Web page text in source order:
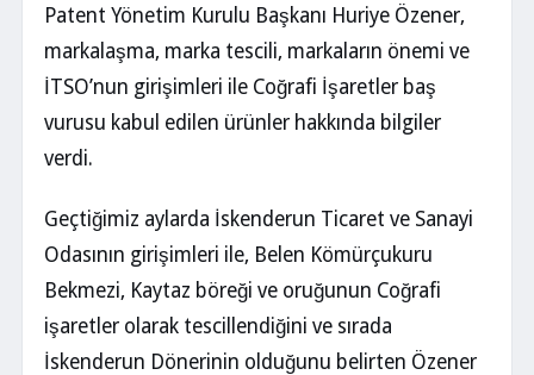
Patent Yönetim Kurulu Başkanı Huriye Özener,
markalaşma, marka tescili, markaların önemi ve
İTSO’nun girişimleri ile Coğrafi İşaretler baş
vurusu kabul edilen ürünler hakkında bilgiler
verdi.
Geçtiğimiz aylarda İskenderun Ticaret ve Sanayi
Odasının girişimleri ile, Belen Kömürçukuru
Bekmezi, Kaytaz böreği ve oruğunun Coğrafi
işaretler olarak tescillendiğini ve sırada
İskenderun Dönerinin olduğunu belirten Özener